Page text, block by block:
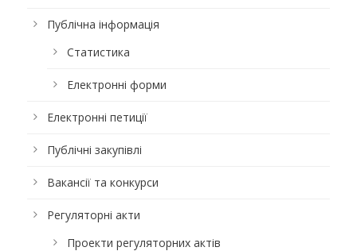
Публічна інформація
Статистика
Електронні форми
Електронні петиції
Публічні закупівлі
Вакансії та конкурси
Регуляторні акти
Проекти регуляторних актів